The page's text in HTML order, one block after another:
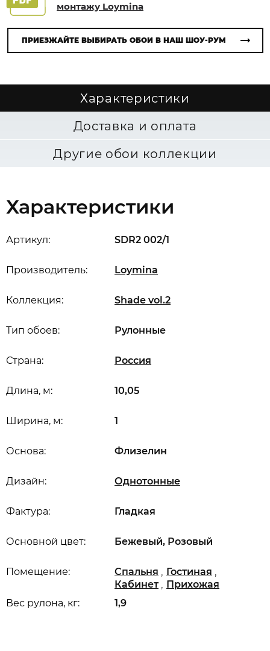
монтажу Loymina
ПРИЕЗЖАЙТЕ ВЫБИРАТЬ ОБОИ В НАШ ШОУ-РУМ
Характеристики
Доставка и оплата
Другие обои коллекции
Характеристики
Артикул: SDR2 002/1
Производитель: Loymina
Коллекция: Shade vol.2
Длина, м: 10,05
Ширина, м: 1
Вес рулона, кг: 1,9
Основной цвет: Бежевый, Розовый
Дизайн: Однотонные
Основа: Флизелин
Помещение: Спальня , Гостиная ,
Кабинет , Прихожая
Страна: Россия
Тип обоев: Рулонные
Фактура: Гладкая